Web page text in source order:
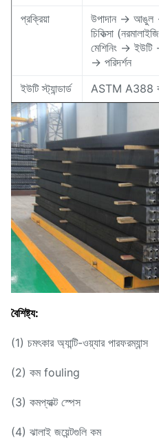
প্রক্রিয়া
উপাদান → আঙুল
চিকিত্সা
মেশিনিং → ইউটি
→ পরিদর্শন
ইউটি স্ট্যান্ডার্ড
ASTM A388
বৈশিষ্ট্য:
(1) চমৎকার অ্যান্টি-ওয়্যার পারফরম্যান্স
(2) কম fouling
(3) কমপ্যাক্ট স্পেস
(4) ঝালাই জয়েন্টগুলি কম